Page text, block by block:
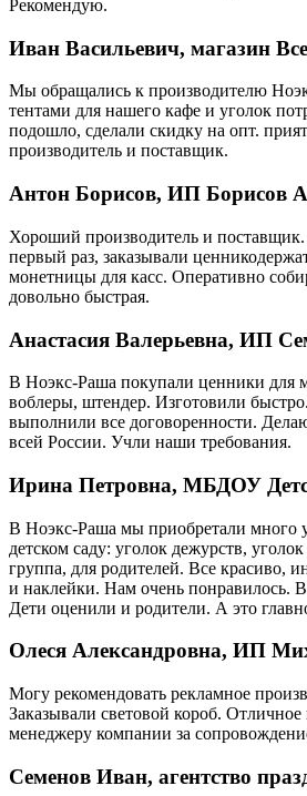
Рекомендую.
Иван Васильевич, магазин
Мы обращались к производителю
тентами для нашего кафе и уголок
подошло, сделали скидку на опт.
производитель и поставщик.
Антон Борисов, ИП Борисов
Хороший производитель и
первый раз, заказывали
монетницы для касс. Оперативно
довольно быстрая.
Анастасия Валерьевна, ИП
В Ноэкс-Раша покупали ценники для
воблеры, штендер. Изготовили
выполнили все договоренности.
всей России. Учли наши требования.
Ирина Петровна, МБДОУ
В Ноэкс-Раша мы приобретали много
детском саду: уголок дежурств,
группа, для родителей. Все красиво,
и наклейки. Нам очень понравилось.
Дети оценили и родители. А это
Олеся Александровна, ИП
Могу рекомендовать рекламное
Заказывали световой короб. Отличное
менеджеру компании за
Семенов Иван, агентство